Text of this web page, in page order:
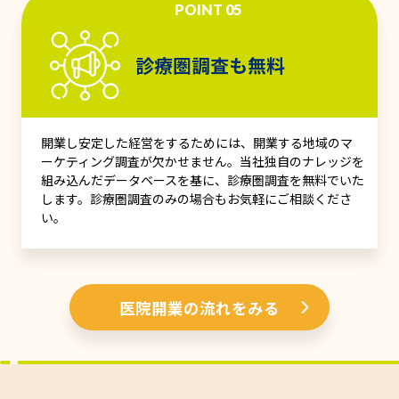
POINT 05
診療圏調査も無料
開業し安定した経営をするためには、開業する地域のマ
ーケティング調査が欠かせません。当社独自のナレッジを
組み込んだデータベースを基に、診療圏調査を無料でいた
します。診療圏調査のみの場合もお気軽にご相談くださ
い。
医院開業の流れをみる